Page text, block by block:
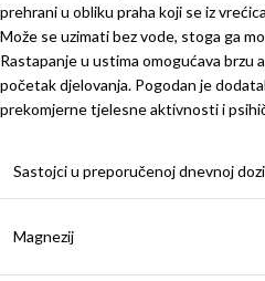
prehrani u obliku praha koji se iz
Može se uzimati bez vode, stoga ga
Rastapanje u ustima omogućava brzu
početak djelovanja. Pogodan je
prekomjerne tjelesne aktivnosti i
Sastojci u preporučenoj dnevnoj
Magnezij